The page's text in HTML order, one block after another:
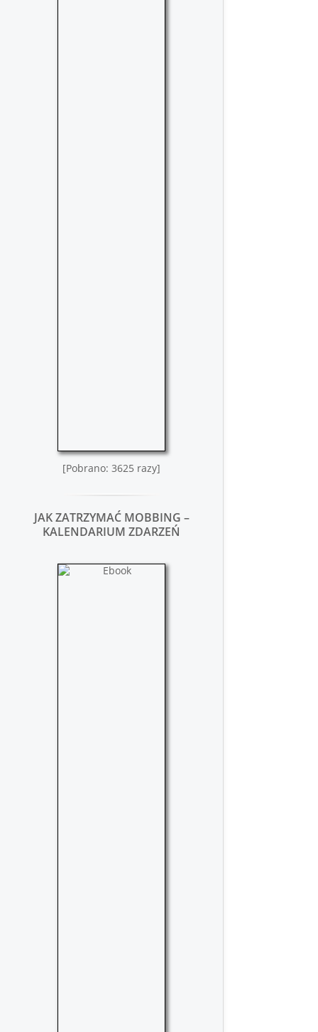
[Pobrano: 3625 razy]
JAK ZATRZYMAĆ MOBBING –
KALENDARIUM ZDARZEŃ